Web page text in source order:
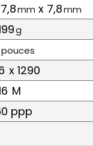
mm x 7,8mm
g
pouces
x 1290
M
ppp